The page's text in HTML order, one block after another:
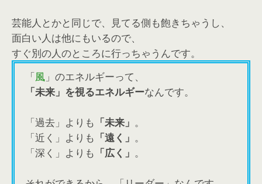
芸能人とかと同じで、見てる側も飽きちゃうし、
面白い人は他にもいるので、
すぐ別の人のところに行っちゃうんです。
「風 」のエネルギーって、
「未来」を視るエネルギーなんです。
「過去」よりも 「未来」 。
「近く」よりも 「遠く」 。
「深く」よりも 「広く」 。